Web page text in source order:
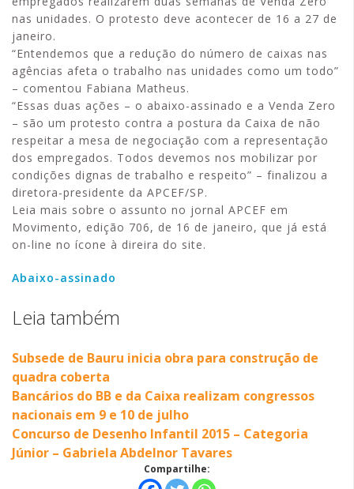
nas unidades. O protesto deve acontecer de 16 a 27 de
janeiro.
“Entendemos que a redução do número de caixas nas
agências afeta o trabalho nas unidades como um todo”
– comentou Fabiana Matheus.
“Essas duas ações – o abaixo-assinado e a Venda Zero
– são um protesto contra a postura da Caixa de não
respeitar a mesa de negociação com a representação
dos empregados. Todos devemos nos mobilizar por
condições dignas de trabalho e respeito” – finalizou a
diretora-presidente da APCEF/SP.
Leia mais sobre o assunto no jornal APCEF em
Movimento, edição 706, de 16 de janeiro, que já está
on-line no ícone à direira do site.
Abaixo-assinado
Leia também
Subsede de Bauru inicia obra para construção de
quadra coberta
Bancários do BB e da Caixa realizam congressos
nacionais em 9 e 10 de julho
Concurso de Desenho Infantil 2015 – Categoria
Júnior – Gabriela Abdelnor Tavares
Compartilhe: